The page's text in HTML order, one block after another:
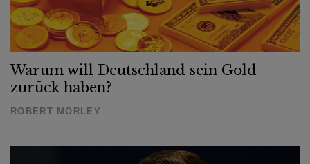
Warum will Deutschland sein Gold
zurück haben?
ROBERT MORLEY